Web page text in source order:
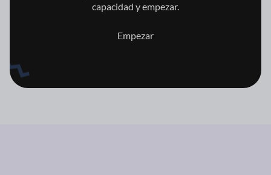
capacidad y empezar.
Empezar